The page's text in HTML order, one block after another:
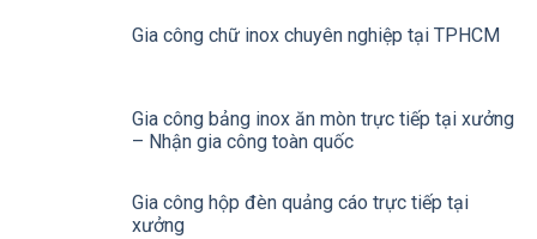
Gia công chữ inox chuyên nghiệp tại TPHCM
Gia công bảng inox ăn mòn trực tiếp tại xưởng
– Nhận gia công toàn quốc
Gia công hộp đèn quảng cáo trực tiếp tại
xưởng